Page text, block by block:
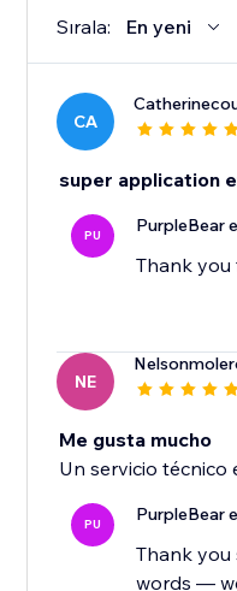
Sırala: En yeni
CA
super application
PU PurpleBear
Thank you
NE
Me gusta mucho
Un servicio técnico
PU PurpleBear
Thank you
words —